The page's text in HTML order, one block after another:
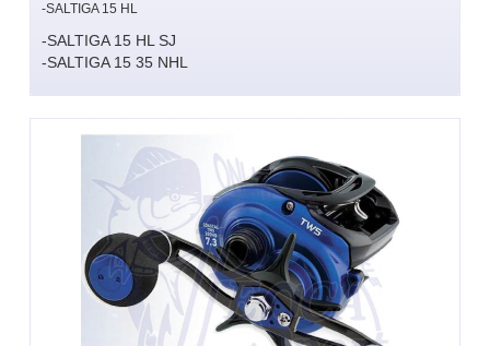
-SALTIGA 15 HL
-SALTIGA 15 HL SJ
-SALTIGA 15 35 NHL